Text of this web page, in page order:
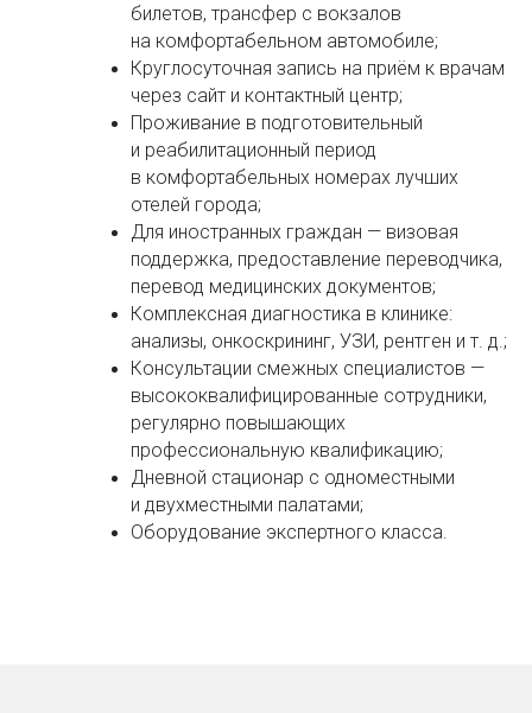
билетов, трансфер с вокзалов
на комфортабельном автомобиле;
Круглосуточная запись на приём к врачам
через сайт и контактный центр;
Проживание в подготовительный
и реабилитационный период
в комфортабельных номерах лучших
отелей города;
Для иностранных граждан — визовая
поддержка, предоставление переводчика,
перевод медицинских документов;
Комплексная диагностика в клинике:
анализы, онкоскрининг, УЗИ, рентген и т. д.;
Консультации смежных специалистов —
высококвалифицированные сотрудники,
регулярно повышающих
профессиональную квалификацию;
Дневной стационар с одноместными
и двухместными палатами;
Оборудование экспертного класса.